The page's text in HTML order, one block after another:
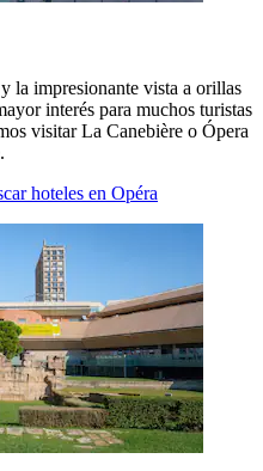
la impresionante vista a orillas
interés para muchos turistas
visitar La Canebière o Ópera
hoteles en Opéra